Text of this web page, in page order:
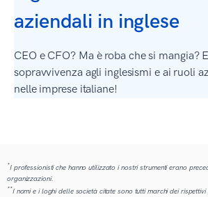
aziendali in inglese
CEO e CFO? Ma è roba che si mangia?
sopravvivenza agli inglesismi e ai ruoli
nelle imprese italiane!
*I professionisti che hanno utilizzato i nostri strumenti erano
organizzazioni.
**I nomi e i loghi delle società citate sono tutti marchi dei